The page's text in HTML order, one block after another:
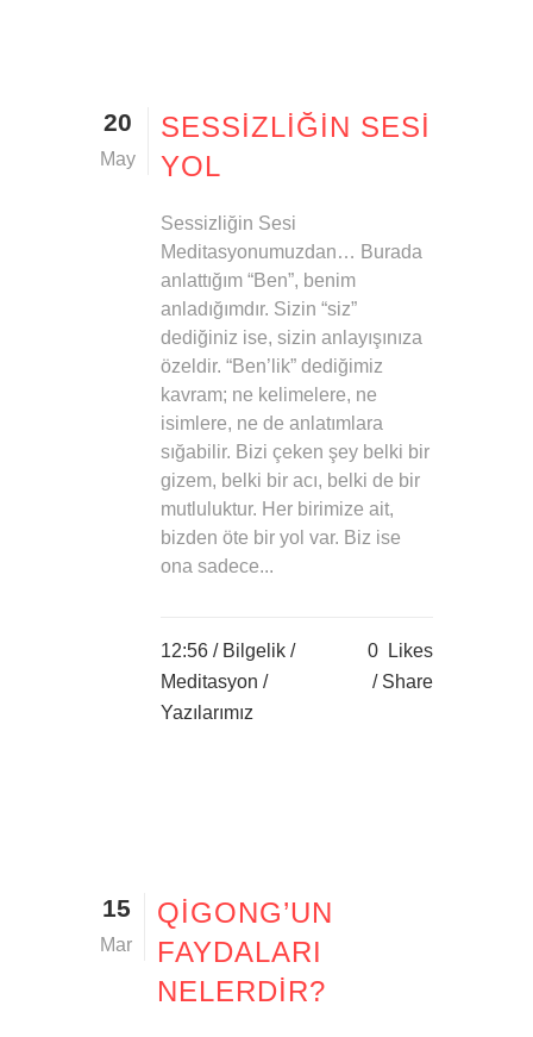
20
May
SESSIZLIĞIN SESI
YOL
Sessizliğin Sesi
Meditasyonumuzdan… Burada
anlattığım “Ben”, benim
anladığımdır. Sizin “siz”
dediğiniz ise, sizin anlayışınıza
özeldir. “Ben’lik” dediğimiz
kavram; ne kelimelere, ne
isimlere, ne de anlatımlara
sığabilir. Bizi çeken şey belki bir
gizem, belki bir acı, belki de bir
mutluluktur. Her birimize ait,
bizden öte bir yol var. Biz ise
ona sadece...
12:56 / Bilgelik /
Meditasyon /
Yazılarımız
0
Likes
Share
15
Mar
QIGONG’UN
FAYDALARI
NELERDIR?